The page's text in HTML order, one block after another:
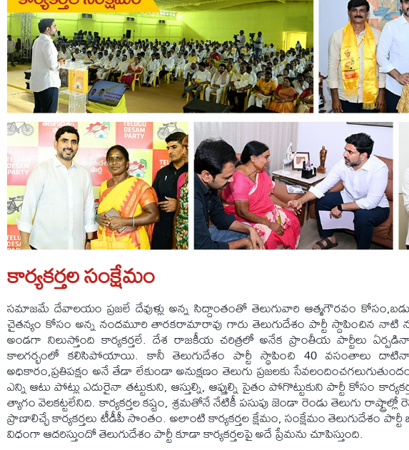
కార్యకర్తల సంక్షేమం
సమాజమే దేవాలయం ప్రజలే దేవుళ్లు అన్న సిద్దాంతంతో తెలుగువారి ఆత్మగౌరవం
చైతన్యం కోసం అన్న నందమూరి తారకరామారావు గారు తెలుగుదేశం పార్టీ స్దాపించిన నాటి
అండగా నిలుస్తోంది కార్యకర్తలే. దేశ రాజకీయ చరిత్రలో అనేక ప్రాంతీయ పార్టీలు
కాలగర్భంలో కలిసిపోయాయి. కానీ తెలుగుదేశం పార్టీ స్థాపించి 40 వసంతాలు దాటినా
అధికారం,ప్రతిపక్షం అనే తేడా లేకుండా అనుక్షణం తెలుగు ప్రజలకు
ఎన్ని ఆటు పోట్లు ఎదురైనా తట్టుకుని, ఆస్తుల్ని, ఆప్తుల్ని సైతం పోగొట్టుకుని పార్టీ కోసం
త్యాగం వెలకట్టలేనిది. కార్యకర్తల కష్టం, శ్రమతోనే నేటికీ పసుపు జెండా రెండు తెలుగు
ప్రాణాలిచ్చే కార్యకర్తలు టీడీపీ సొంతం. అలాంటి కార్యకర్తల క్షేమం, సంక్షేమం తెలుగుదేశం పార్టీ
విధంగా ఆదరిస్తుందో తెలుగుదేశం పార్టీ కూడా కార్యకర్తలపై అదే ప్రేమను చూపిస్తుంది.